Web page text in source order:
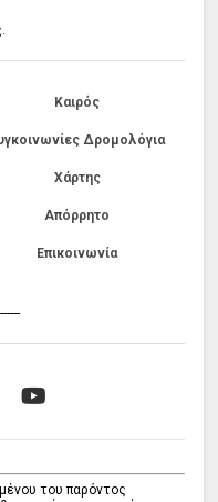
Καιρός
Δρομολόγια
Χάρτης
Απόρρητο
Επικοινωνία
του παρόντος